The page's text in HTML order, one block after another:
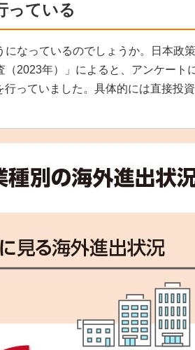
っている
なっているのでしょうか。日本政
2023年）」によると、アンケート
っていました。具体的には直接投